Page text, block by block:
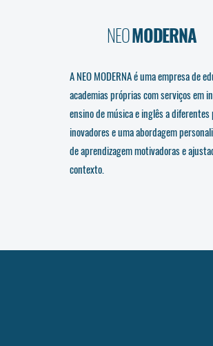
NEOMODERNA
A NEO MODERNA é uma empresa de
academias próprias com serviços em
ensino de música e inglês a
inovadores e uma abordagem
de aprendizagem motivadoras e
contexto.